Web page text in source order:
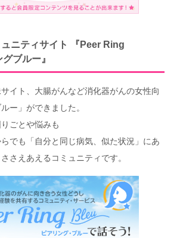
ニティサイト 『Peer Ring
ブルー』
イト、大腸がんなど消化器がんの女性向
ー」ができました。
ごとや悩みも
でも「自分と同じ病気、似た状況」にあ
さえあえるコミュニティです。